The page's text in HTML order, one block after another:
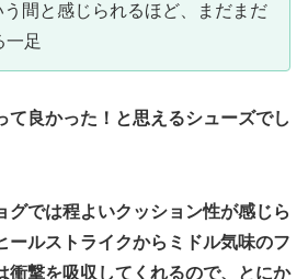
う間と感じられるほど、まだまだ
一足
て良かった！と思えるシューズでし
グでは程よいクッション性が感じら
ールストライクからミドル気味のフ
衝撃を吸収してくれるので、とにか